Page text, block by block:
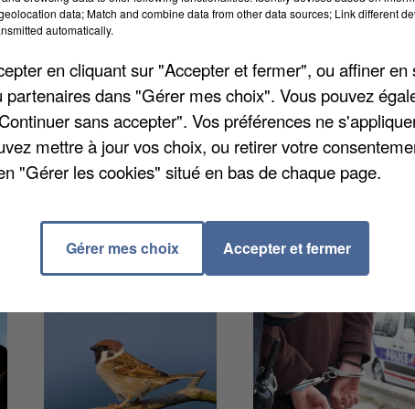
dans le quartier du Mont-Saint-Martin, révèleLe
moins de quatre types de drogues différentes :
drogue de synthèse. Deux kilos et demi de produits
que 46.000 euros en liquide. La tête présumée du
des faits similaires, a été placée en détention
judiciaire. Les deux nourrices ont été
data; Match and combine data from other data sources; Link different
automatically.
en cliquant sur "Accepter et fermer", ou affiner en
partenaires dans "Gérer mes choix". Vous pouvez
sans accepter". Vos préférences ne
mettre à jour vos choix, ou retirer votre
"Gérer les cookies" situé en bas de chaque page.
Gérer mes choix Accepter et fermer